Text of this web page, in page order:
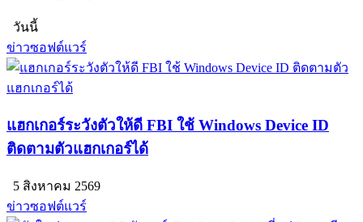
วันนี้
ข่าวซอฟต์แวร์
แฮกเกอร์ระวังตัวให้ดี FBI ใช้ Windows Device ID
ติดตามตัวแฮกเกอร์ได้
5 สิงหาคม 2569
ข่าวซอฟต์แวร์